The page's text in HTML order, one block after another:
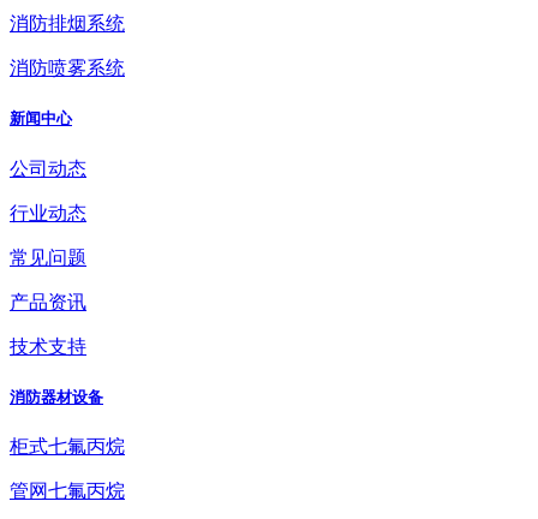
消防排烟系统
消防喷雾系统
新闻中心
公司动态
行业动态
常见问题
产品资讯
技术支持
消防器材设备
柜式七氟丙烷
管网七氟丙烷